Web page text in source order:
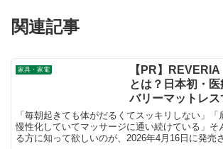
関連記事
家具・家電
【PR】REVERIA
とは？日本初・
バリーマットレ
肩・首・腰のコ
想を徹底解説！
「毎朝起きても体がだるくてスッキリしない」
慢性化していてマッサージに通い続けている」そ
る方に知って欲しいのが、2026年4月16日に発売